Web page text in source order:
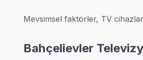
• Metro ve Metrobüs ve
• Teknisyen tam donanımlı
Mevsimsel faktörler, TV
Bahçelievler